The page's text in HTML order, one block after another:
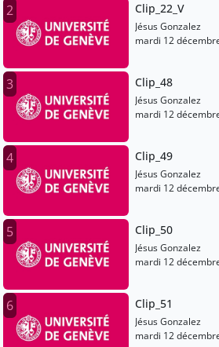
2 Clip_22_V
Jésus Gonzalez
mardi 12
3 Clip_48
Jésus Gonzalez
mardi 12
4 Clip_49
Jésus Gonzalez
mardi 12
5 Clip_50
Jésus Gonzalez
mardi 12
6 Clip_51
Jésus Gonzalez
mardi 12